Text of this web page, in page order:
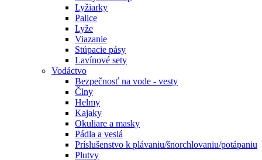
Lyžiarky
Palice
Lyže
Viazanie
Stúpacie pásy
Lavínové sety
Vodáctvo
Bezpečnosť na vode - vesty
Člny
Helmy
Kajaky
Okuliare a masky
Pádla a veslá
Príslušenstvo k plávaniu/šnorchlovaniu/potápaniu
Plutvy